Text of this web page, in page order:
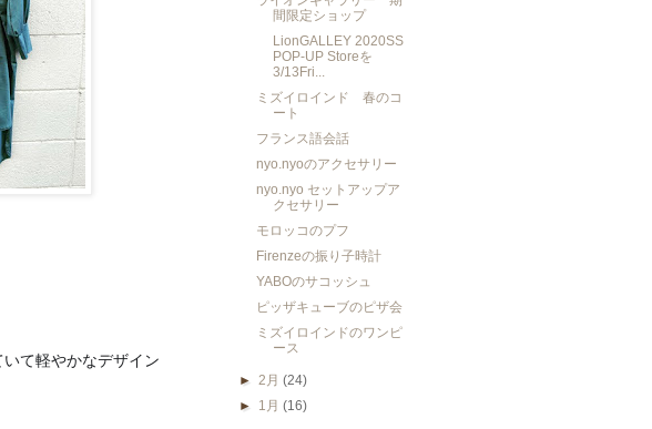
いて軽やかなデザイン
間限定ショップ
LionGALLEY 2020SS
POP-UP Storeを
3/13Fri...
ミズイロインド 春のコ
ート
フランス語会話
nyo.nyoのアクセサリー
nyo.nyo セットアップア
クセサリー
モロッコのプフ
Firenzeの振り子時計
YABOのサコッシュ
ピッザキューブのピザ会
ミズイロインドのワンピ
ース
►2月(24)
► 1月(16)